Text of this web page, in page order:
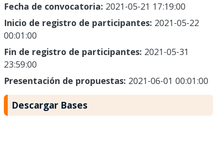
Fecha de convocatoria: 2021-05-21 17:19:00
Inicio de registro de participantes: 2021-05-22
00:01:00
Fin de registro de participantes: 2021-05-31
23:59:00
Presentación de propuestas: 2021-06-01 00:01:00
Descargar Bases